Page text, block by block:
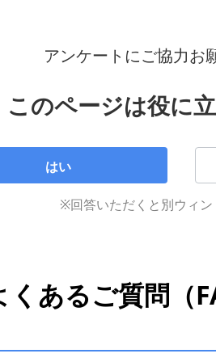
と支払いをまとめているお客さ
ードが不明なかたはこちらをご確
アンケートにご協力お
このページは役に
はい
※回答いただくと別ウィ
くあるご質問（